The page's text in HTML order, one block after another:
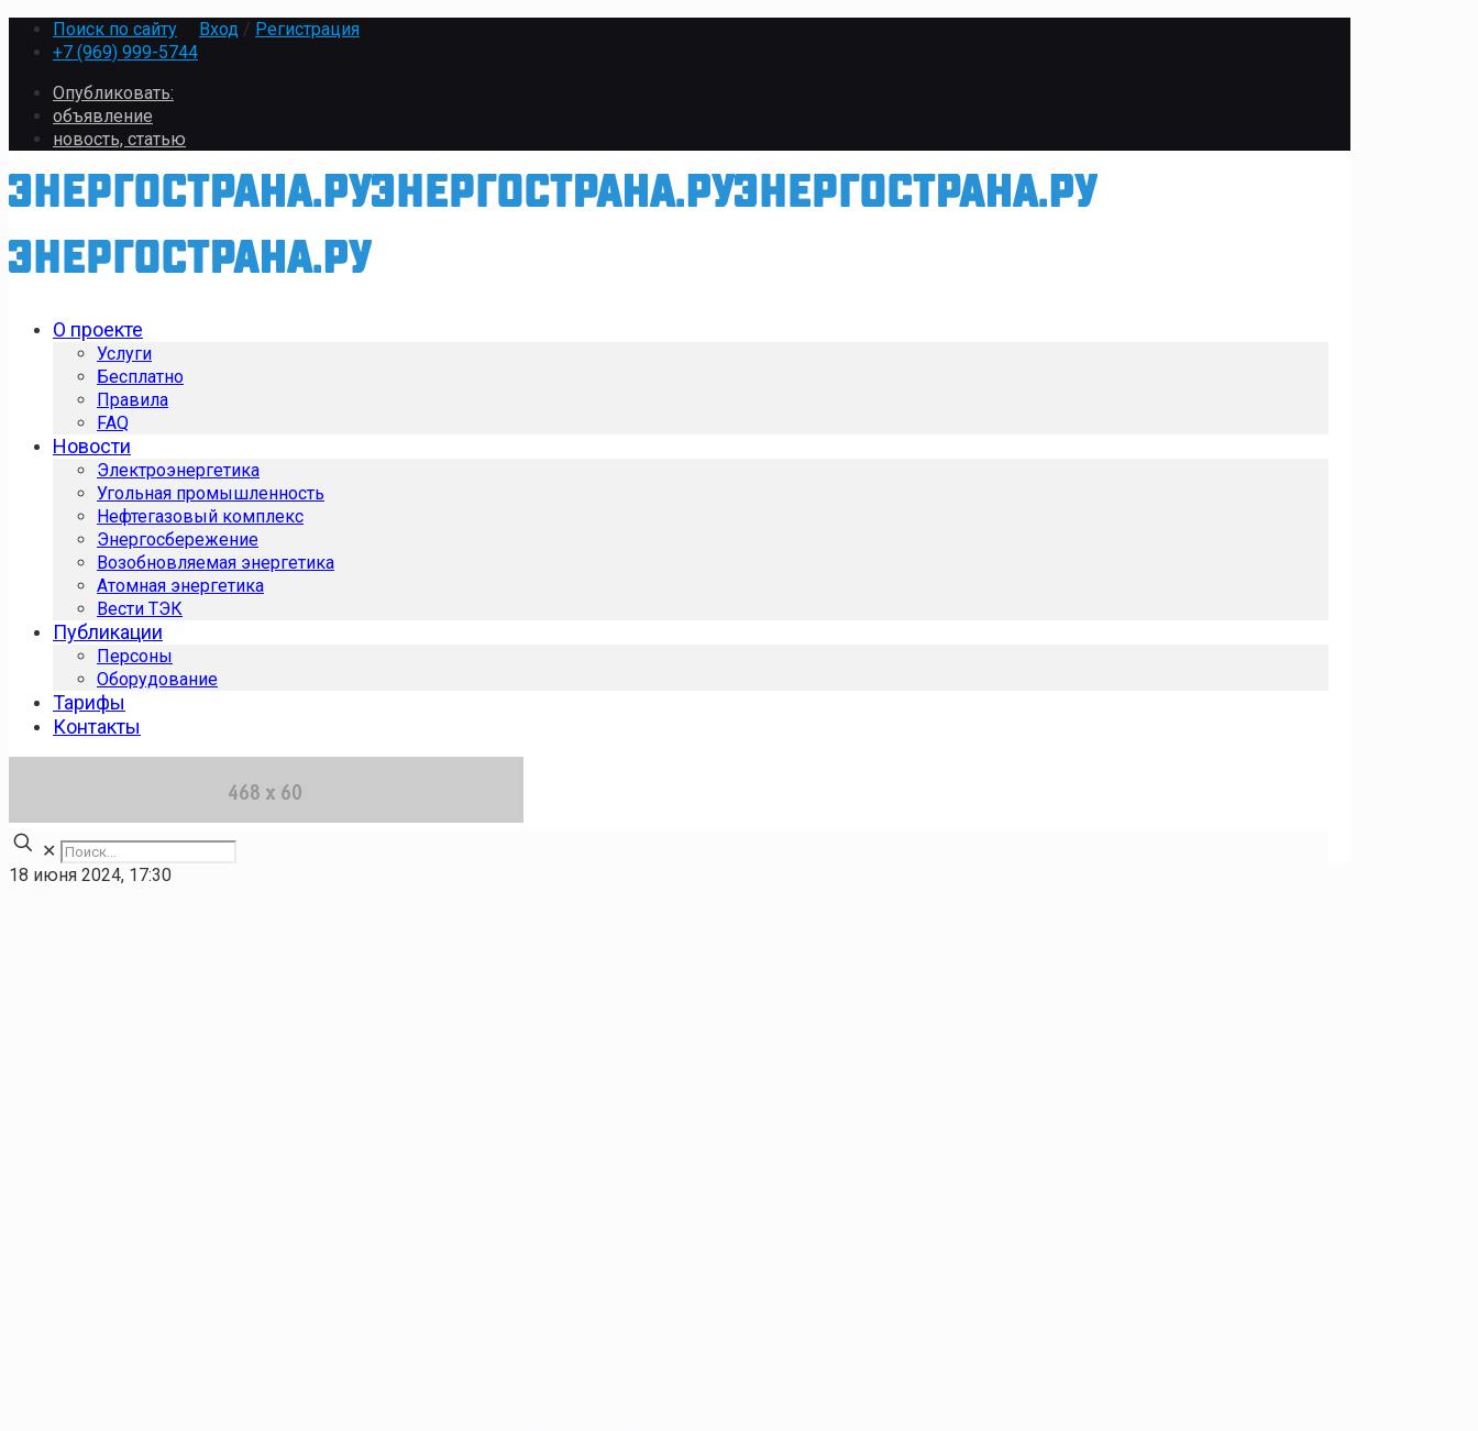
Поиск по сайту Вход / Регистрация
+7 (969) 999-5744
Опубликовать:
объявление
новость, статью
О проекте
Услуги
Бесплатно
Правила
FAQ
Новости
Электроэнергетика
Угольная промышленность
Нефтегазовый комплекс
Энергосбережение
Возобновляемая энергетика
Атомная энергетика
Вести ТЭК
Публикации
Персоны
Оборудование
Тарифы
Контакты
✕
18 июня 2024, 17:30